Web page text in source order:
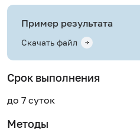
Пример результата
Скачать файл
Срок выполнения
до 7 суток
Методы